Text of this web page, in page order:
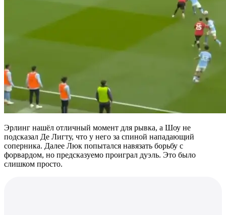
Эрлинг нашёл отличный момент для рывка, а Шоу не
подсказал Де Лигту, что у него за спиной нападающий
соперника. Далее Люк попытался навязать борьбу с
форвардом, но предсказуемо проиграл дуэль. Это было
слишком просто.